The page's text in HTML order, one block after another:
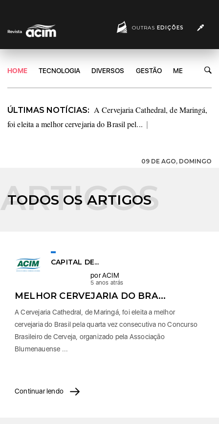
OUTRAS EDIÇÕES
HOME TECNOLOGIA DIVERSOS GESTÃO MERCADO
ÚLTIMAS NOTÍCIAS: A Cervejaria Cathedral, de Maringá,
foi eleita a melhor cervejaria do Brasil pel... |
09 DE AGO, DOMINGO
TODOS OS ARTIGOS
CAPITAL DE...
por ACIM
5 anos atrás
MELHOR CERVEJARIA DO BRA...
A Cervejaria Cathedral, de Maringá, foi eleita a melhor
cervejaria do Brasil pela quarta vez consecutiva no Concurso
Brasileiro de Cerveja, organizado pela Associação
Blumenauense ...
Continuar lendo